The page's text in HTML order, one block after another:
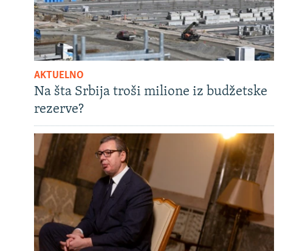
AKTUELNO
Na šta Srbija troši milione iz budžetske
rezerve?